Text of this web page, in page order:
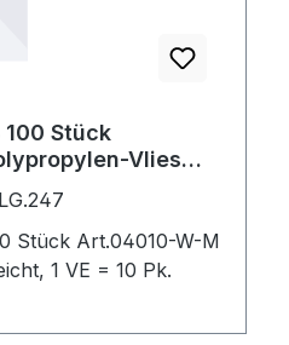
Vlies
Stück Art.04010-W-M
1 VE = 10 Pk.